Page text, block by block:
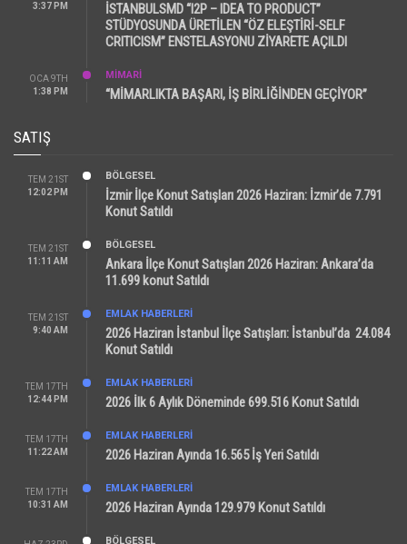
3:37 PM
İSTANBULSMD “I2P – IDEA TO PRODUCT”
STÜDYOSUNDA ÜRETİLEN “ÖZ ELEŞTİRİ-SELF
CRITICISM” ENSTELASYONU ZİYARETE AÇILDI
OCA 9TH
1:38 PM
MİMARİ
“MİMARLIKTA BAŞARI, İŞ BİRLİĞİNDEN GEÇİYOR”
SATIŞ
TEM 21ST
12:02 PM
BÖLGESEL
İzmir İlçe Konut Satışları 2026 Haziran: İzmir’de 7.791
Konut Satıldı
TEM 21ST
11:11 AM
BÖLGESEL
Ankara İlçe Konut Satışları 2026 Haziran: Ankara’da
11.699 konut Satıldı
TEM 21ST
9:40 AM
EMLAK HABERLERI
2026 Haziran İstanbul İlçe Satışları: İstanbul’da 24.084
Konut Satıldı
TEM 17TH
12:44 PM
EMLAK HABERLERI
2026 İlk 6 Aylık Döneminde 699.516 Konut Satıldı
TEM 17TH
11:22 AM
EMLAK HABERLERI
2026 Haziran Ayında 16.565 İş Yeri Satıldı
TEM 17TH
10:31 AM
EMLAK HABERLERI
2026 Haziran Ayında 129.979 Konut Satıldı
BÖLGESEL